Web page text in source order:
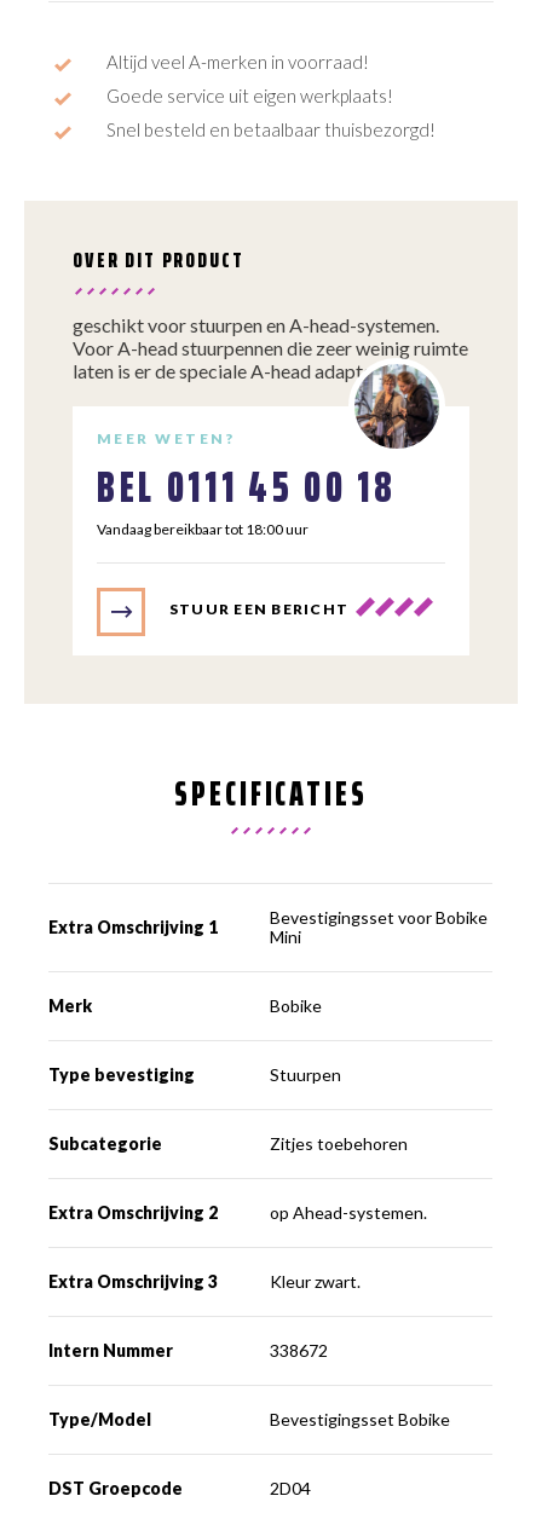
Altijd veel A-merken in voorraad!
Goede service uit eigen werkplaats!
Snel besteld en betaalbaar thuisbezorgd!
OVER DIT PRODUCT
geschikt voor stuurpen en A-head-systemen.
Voor A-head stuurpennen die zeer weinig ruimte
laten is er de speciale A-head adapter.
MEER WETEN?
BEL 0111 45 00 18
Vandaag bereikbaar tot 18:00 uur
STUUR EEN BERICHT
SPECIFICATIES
Extra Omschrijving 1
Bevestigingsset voor Bobike
Mini
Merk Bobike
Type bevestiging Stuurpen
Subcategorie Zitjes toebehoren
Extra Omschrijving 2 op Ahead-systemen.
Extra Omschrijving 3 Kleur zwart.
Intern Nummer 338672
Type/Model Bevestigingsset Bobike
DST Groepcode 2D04